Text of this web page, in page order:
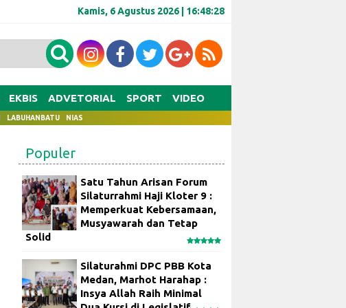
Kamis, 6 Agustus 2026 | 16:48:28
EKBIS ADVETORIAL SPORT VIDEO
LABUHANBATU NIAS
Populer
Satu Tahun Arisan Forum
Silaturrahmi Haji Kloter 9 :
Memperkuat Kebersamaan,
Musyawarah dan Tetap
Solid
Silaturahmi DPC PBB Kota
Medan, Marhot Harahap :
Insya Allah Raih Minimal